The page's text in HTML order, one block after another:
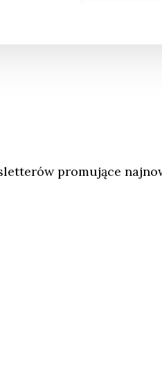
promujące